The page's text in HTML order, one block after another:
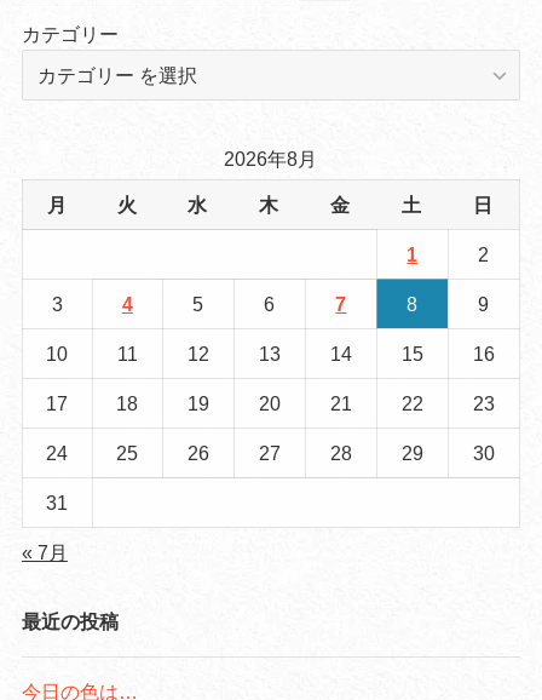
カテゴリー
2026年8月
月 火 水 木 金 土 日
1 2
3 4 5 6 7 8 9
10 11 12 13 14 15 16
17 18 19 20 21 22 23
24 25 26 27 28 29 30
31
« 7月
最近の投稿
今日の色は…